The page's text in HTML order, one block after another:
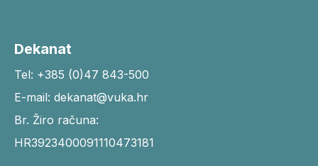
Dekanat
Tel: +385 (0)47 843-500
E-mail: dekanat@vuka.hr
Br. Žiro računa:
HR3923400091110473181